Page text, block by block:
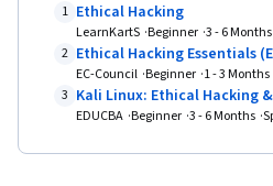
Information and
Splunk, Network
Management,
Management,
Monitoring,
1 Ethical Hacking
LearnKartS Beginner 3 - 6 Months
2 Ethical Hacking Essentials
EC-Council Beginner 1 - 3 Months
3 Kali Linux: Ethical Hacking
EDUCBA Beginner 3 - 6 Months